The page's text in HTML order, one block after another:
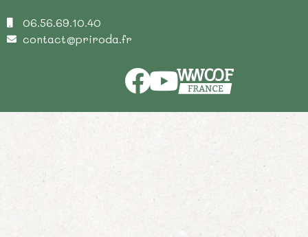
06.56.69.10.40
contact@priroda.fr